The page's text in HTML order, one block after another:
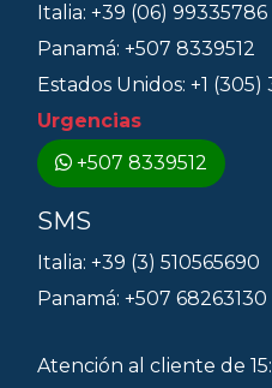
Italia: +39 (06) 99335786
Panamá: +507 8339512
Estados Unidos: +1 (305)
Urgencias
+507 8339512
SMS
Italia: +39 (3) 510565690
Panamá: +507 68263130
Atención al cliente de